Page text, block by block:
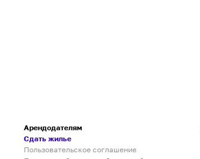
Арендодателям
Сдать жилье
Пользовательское соглашение